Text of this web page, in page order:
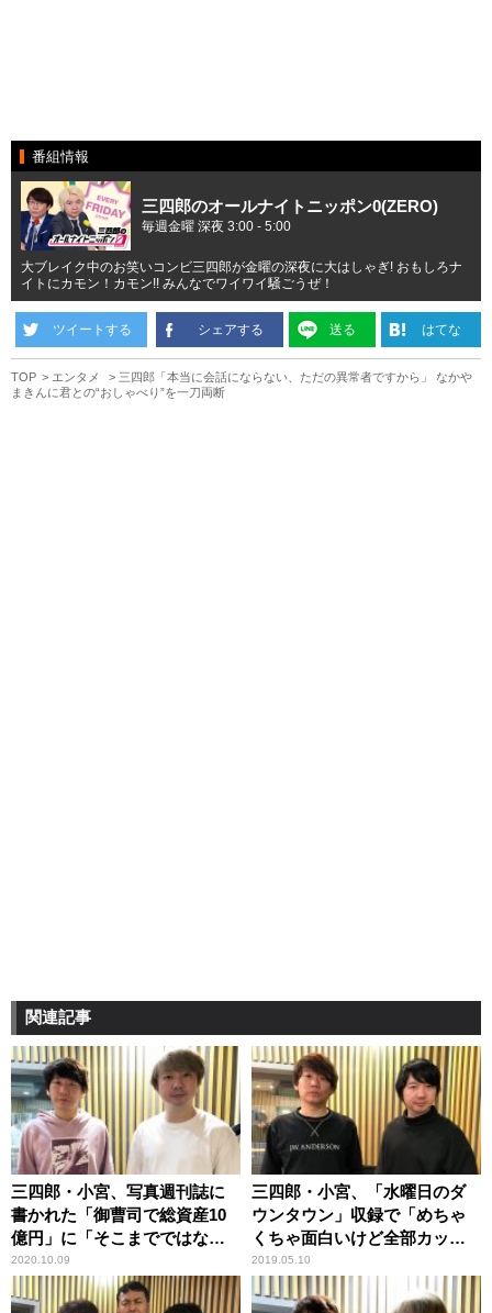
番組情報
三四郎のオールナイトニッポン0(ZERO)
毎週金曜 深夜 3:00 - 5:00
大ブレイク中のお笑いコンビ三四郎が金曜の深夜に大はしゃぎ! おもしろナ
イトにカモン！カモン!! みんなでワイワイ騒ごうぜ！
ツイートする シェアする 送る はてな
TOP エンタメ
三四郎「本当に会話にならない、ただの異常者ですから」 なかや
まきんに君との“おしゃべり”を一刀両断
関連記事
三四郎・小宮、写真週刊誌に
書かれた「御曹司で総資産10
億円」に「そこまでではない
ね」
2020.10.09
三四郎・小宮、「水曜日のダ
ウンタウン」収録で「めちゃ
くちゃ面白いけど全部カッ
ト」
2019.05.10